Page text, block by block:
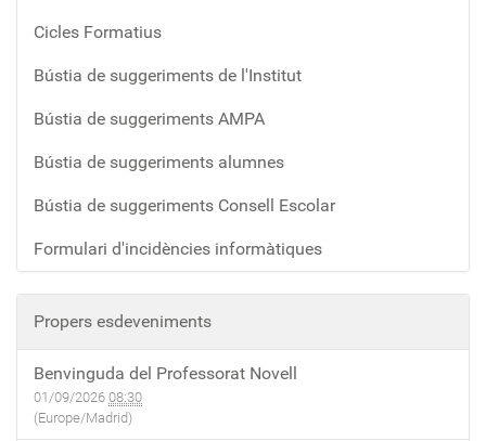
Cicles Formatius
Bústia de suggeriments de l'Institut
Bústia de suggeriments AMPA
Bústia de suggeriments alumnes
Bústia de suggeriments Consell Escolar
Formulari d'incidències informàtiques
Propers esdeveniments
Benvinguda del Professorat Novell
01/09/2026 08:30
(Europe/Madrid)